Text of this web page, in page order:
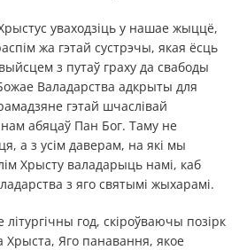
уваходзіць у нашае жыццё,
жа гэтай сустрэчы, якая ёсць
з путаў граху да свабоды
Валадарства адкрыты для
гэтай шчаслівай
абяцаў Пан Бог. Таму не
а з усім даверам, на які мы
Хрысту валадарыць намі, каб
з яго святымі жыхарамі.
год, cкіроўваючы позірк
Хрыста, Яго панавання, якое